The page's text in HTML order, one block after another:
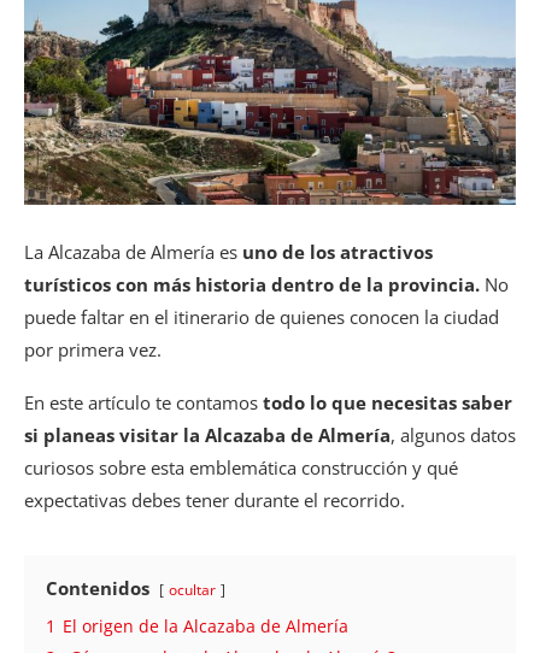
La Alcazaba de Almería es uno de los atractivos
turísticos con más historia dentro de la provincia. No
puede faltar en el itinerario de quienes conocen la ciudad
por primera vez.
En este artículo te contamos todo lo que necesitas saber
si planeas visitar la Alcazaba de Almería, algunos datos
curiosos sobre esta emblemática construcción y qué
expectativas debes tener durante el recorrido.
Contenidos ocultar
1 El origen de la Alcazaba de Almería